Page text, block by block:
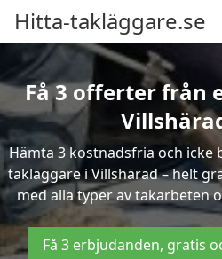
Hitta-takläggare.se
Få 3 offerter från
Hämta 3 kostnadsfria och
takläggare i Villshärad – helt
med alla typer av takarbeten
Få 3 erbjudanden, gratis